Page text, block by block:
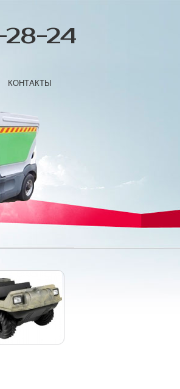
28-24
КОНТАКТЫ